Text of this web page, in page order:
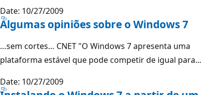
Date: 10/27/2009
Algumas opiniões sobre o Windows 7
…sem cortes… CNET "O Windows 7 apresenta uma
plataforma estável que pode competir de igual para...
Date: 10/27/2009